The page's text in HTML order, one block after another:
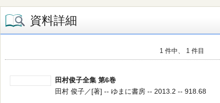
資料詳細
1 件中、 1 件目
田村俊子全集 第6巻
田村 俊子／[著] -- ゆまに書房 -- 2013.2 -- 918.68